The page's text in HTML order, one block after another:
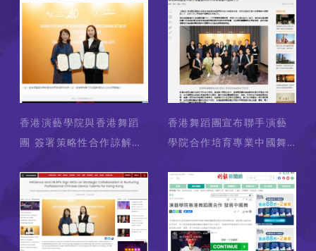
Sign In search bar
HKDance Will Perform
A DANCE OF
DRUMMING PULSES
Next Month (Media:
BroadwayWorld.com)
2024-11-12
香港演藝學院與香港舞蹈
團 簽署策略性合作諒解備
舞蹈人才（媒體：Line
Today Hong Kong）
2024-10-16
香港舞蹈團宣布聯手演藝
學院合作培育專業中國舞
2024-10-16